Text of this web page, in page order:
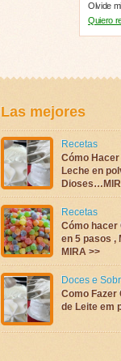
Olvide
Quiero
Las mejores
Recetas
Cómo
Leche en
Recetas
Cómo hacer
en 5 pasos ,
MIRA >>
Doces e
Como Fazer
de Leite em